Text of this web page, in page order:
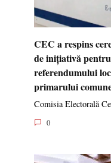
CEC a respins
de inițiativă
referendumului
primarului
Comisia Electorală
0